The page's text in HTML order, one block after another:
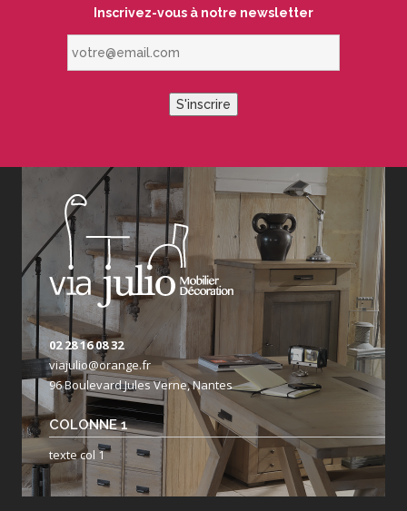
Inscrivez-vous à notre newsletter
S'inscrire
02 28 16 08 32
viajulio@orange.fr
96 Boulevard Jules Verne, Nantes
COLONNE 1
texte col 1